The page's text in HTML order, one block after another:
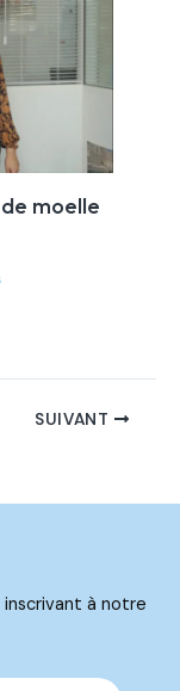
moelle
SUIVANT
à notre